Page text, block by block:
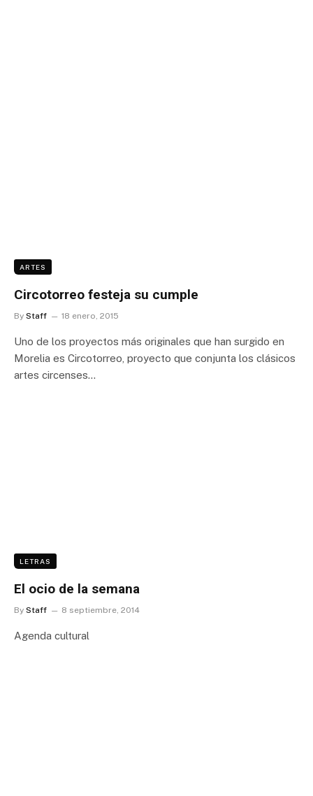
ARTES
Circotorreo festeja su cumple
By Staff 18 enero, 2015
Uno de los proyectos más originales que han surgido en
Morelia es Circotorreo, proyecto que conjunta los clásicos
artes circenses…
LETRAS
El ocio de la semana
By Staff 8 septiembre, 2014
Agenda cultural